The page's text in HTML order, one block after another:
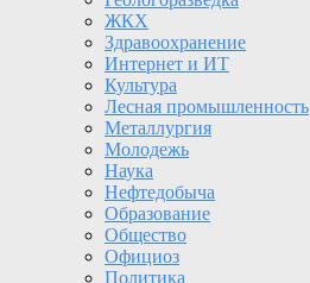
ЖКХ
Здравоохранение
Интернет и ИТ
Культура
Лесная промышленность
Металлургия
Молодежь
Наука
Нефтедобыча
Образование
Общество
Официоз
Политика